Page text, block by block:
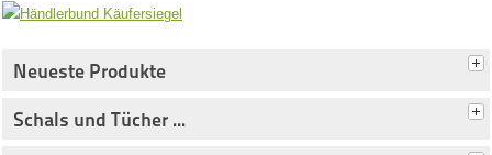
Neueste Produkte
Schals und Tücher ...